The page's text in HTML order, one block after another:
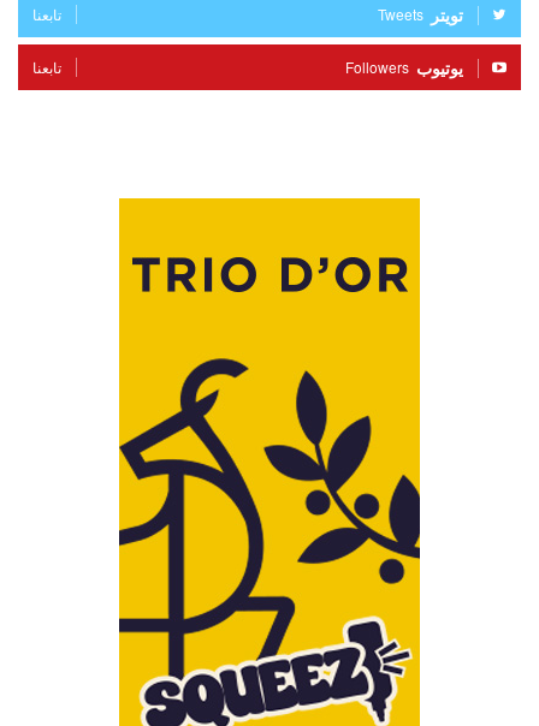
تويتر Tweets تابعنا
يوتيوب Followers تابعنا